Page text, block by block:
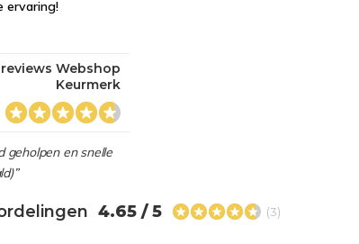
ervaring!
Webshop
Keurmerk
geholpen en snelle
4.65 / 5 (3)